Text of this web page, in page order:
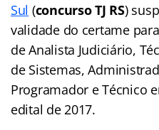
Sul (concurso TJ RS)
validade do certame
de Analista Judiciário,
de Sistemas,
Programador e Técnico
edital de 2017.